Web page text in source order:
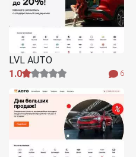
LVL AUTO
1.0
6